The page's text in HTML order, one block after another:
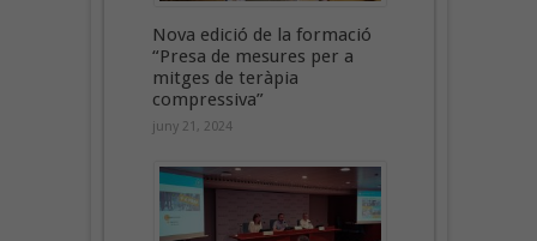
Nova edició de la formació
“Presa de mesures per a
mitges de teràpia
compressiva”
juny 21, 2024